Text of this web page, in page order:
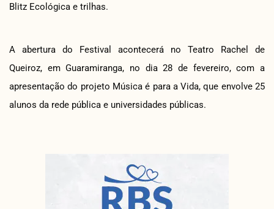
Blitz Ecológica e trilhas.
A abertura do Festival acontecerá no Teatro Rachel de
Queiroz, em Guaramiranga, no dia 28 de fevereiro, com a
apresentação do projeto Música é para a Vida, que envolve 25
alunos da rede pública e universidades públicas.